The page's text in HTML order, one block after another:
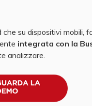
su dispositivi mobili,
integrata con la
analizzare.